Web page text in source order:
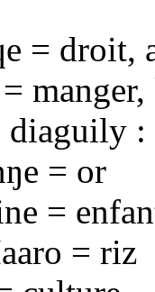
= droit,
diaguily
= or
=
= riz